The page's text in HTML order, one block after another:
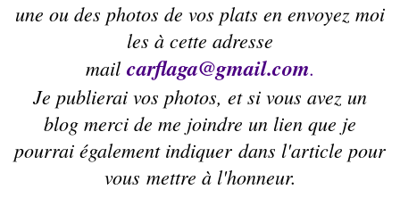
une ou des photos de vos plats en envoyez moi
les à cette adresse
mail carflaga@gmail.com.
Je publierai vos photos, et si vous avez un
blog merci de me joindre un lien que je
pourrai également indiquer dans l'article pour
vous mettre à l'honneur.